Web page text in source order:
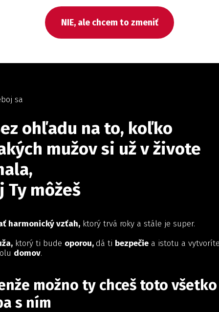
NIE, ale chcem to zmeniť
sa
ohľadu na to, koľko
mužov si už v živote
Ty môžeš
harmonický vzťah, ktorý trvá roky a stále je super.
ktorý ti bude oporou, dá ti bezpečie a istotu a
domov.
možno ty chceš toto všetko
s ním